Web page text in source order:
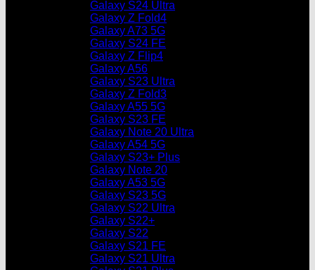
Galaxy S24 Ultra
Galaxy Z Fold4
Galaxy A73 5G
Galaxy S24 FE
Galaxy Z Flip4
Galaxy A56
Galaxy S23 Ultra
Galaxy Z Fold3
Galaxy A55 5G
Galaxy S23 FE
Galaxy Note 20 Ultra
Galaxy A54 5G
Galaxy S23+ Plus
Galaxy Note 20
Galaxy A53 5G
Galaxy S23 5G
Galaxy S22 Ultra
Galaxy S22+
Galaxy S22
Galaxy S21 FE
Galaxy S21 Ultra